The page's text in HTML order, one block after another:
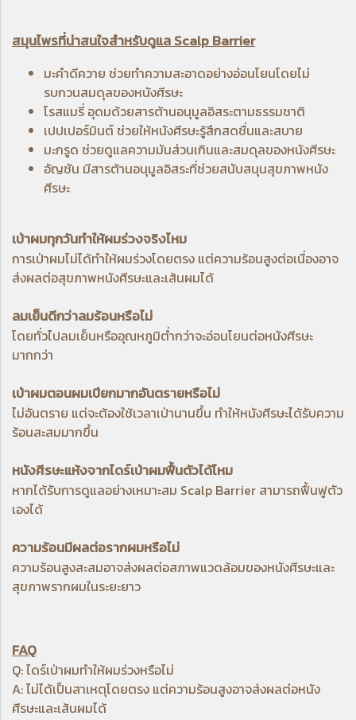
สมุนไพรที่น่าสนใจสำหรับดูแล Scalp Barrier
มะคำดีควาย ช่วยทำความสะอาดอย่างอ่อนโยนโดยไม่
รบกวนสมดุลของหนังศีรษะ
โรสแมรี่ อุดมด้วยสารต้านอนุมูลอิสระตามธรรมชาติ
เปปเปอร์มินต์ ช่วยให้หนังศีรษะรู้สึกสดชื่นและสบาย
มะกรูด ช่วยดูแลความมันส่วนเกินและสมดุลของหนังศีรษะ
อัญชัน มีสารต้านอนุมูลอิสระที่ช่วยสนับสนุนสุขภาพหนัง
ศีรษะ
เป่าผมทุกวันทำให้ผมร่วงจริงไหม
การเป่าผมไม่ได้ทำให้ผมร่วงโดยตรง แต่ความร้อนสูงต่อเนื่องอาจ
ส่งผลต่อสุขภาพหนังศีรษะและเส้นผมได้
ลมเย็นดีกว่าลมร้อนหรือไม่
โดยทั่วไปลมเย็นหรืออุณหภูมิต่ำกว่าจะอ่อนโยนต่อหนังศีรษะ
มากกว่า
เป่าผมตอนผมเปียกมากอันตรายหรือไม่
ไม่อันตราย แต่จะต้องใช้เวลาเป่านานขึ้น ทำให้หนังศีรษะได้รับความ
ร้อนสะสมมากขึ้น
หนังศีรษะแห้งจากไดร์เป่าผมฟื้นตัวได้ไหม
หากได้รับการดูแลอย่างเหมาะสม Scalp Barrier สามารถฟื้นฟูตัว
เองได้
ความร้อนมีผลต่อรากผมหรือไม่
ความร้อนสูงสะสมอาจส่งผลต่อสภาพแวดล้อมของหนังศีรษะและ
สุขภาพรากผมในระยะยาว
FAQ
Q: ไดร์เป่าผมทำให้ผมร่วงหรือไม่
A: ไม่ได้เป็นสาเหตุโดยตรง แต่ความร้อนสูงอาจส่งผลต่อหนัง
ศีรษะและเส้นผมได้